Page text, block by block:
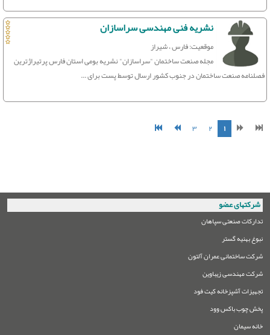
نشریه فنی مهندسی سراسازان
موقعیت: فارس ، شیراز
مجله صنعت ساختمان "سراسازان" نشریه بومی استان فارس پرتیراژترین
فصلنامه صنعت ساختمان در جنوب کشور ارسال توسط پست برای ...
۱ ۲ ۳
شرکتهای عضو
تدارکات صنعتی سپاهان
نبوغ بهنیه گستر
شرکت ساختمانی عمران آلتون
شرکت مهندسی زیباوین
تجهیزات آشپزخانه کیت فود
پخش چوب باکس وود
خانه سیمان